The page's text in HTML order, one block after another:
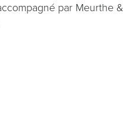
par Meurthe &